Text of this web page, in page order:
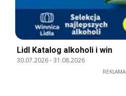
Lidl Katalog alkoholi i win
30.07.2026-31.08.2026
REKLAMA